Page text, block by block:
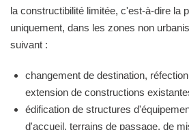
la constructibilité limitée, c'est-à-dire la
uniquement, dans les zones non
suivant :
changement de destination,
extension de constructions
édification de structures
d'accueil, terrains de passage, de